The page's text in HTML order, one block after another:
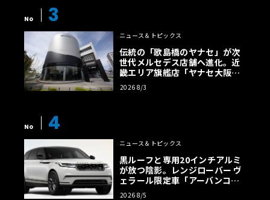
No 3
ニュース＆トピックス
伝統の「歌島橋のヤナセ」が次
世代メルセデス店舗へ進化。近
畿エリア旗艦店「ヤナセ大阪支
店」がリニューアル
2026 8/3
No 4
ニュース＆トピックス
黒ルーフと専用20インチアルミ
が放つ陰影。レンジローバー ヴ
ェラール限定車「アーバンコン
トラスト・エディション」登場
2026 8/5